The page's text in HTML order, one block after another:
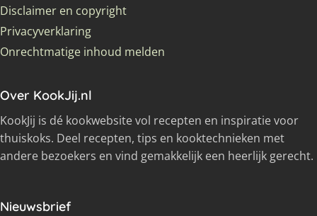
Disclaimer en copyright
Privacyverklaring
Onrechtmatige inhoud melden
Over KookJij.nl
KookJij is dé kookwebsite vol recepten en inspiratie voor
thuiskoks. Deel recepten, tips en kooktechnieken met
andere bezoekers en vind gemakkelijk een heerlijk gerecht.
Nieuwsbrief